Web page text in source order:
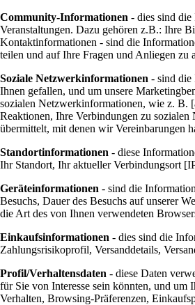
Community-Informationen - dies sind
Veranstaltungen. Dazu gehören z.B.: Ihre
Kontaktinformationen - sind die
teilen und auf Ihre Fragen und Anliegen
Soziale Netzwerkinformationen - sind die
Ihnen gefallen, und um unsere
sozialen Netzwerkinformationen, wie z. B.
Reaktionen, Ihre Verbindungen zu
übermittelt, mit denen wir Vereinbarungen
Standortinformationen - diese
Ihr Standort, Ihr aktueller Verbindungsort
Geräteinformationen - sind die
Besuchs, Dauer des Besuchs auf unserer
die Art des von Ihnen verwendeten
Einkaufsinformationen - dies sind die
Zahlungsrisikoprofil, Versanddetails,
Profil/Verhaltensdaten - diese Daten
für Sie von Interesse sein könnten, und
Verhalten, Browsing-Präferenzen,